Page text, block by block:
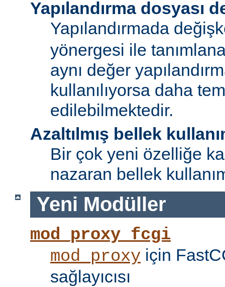
Yapılandırma dosyası
Yapılandırmada
yönergesi ile
aynı değer
kullanılıyorsa daha
edilebilmektedir.
Azaltılmış bellek
Bir çok yeni özelliğe
nazaran bellek
Yeni Modüller
mod_proxy_fcgi
mod_proxy için
sağlayıcısı